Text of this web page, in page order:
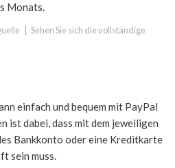
Monats.
Sehen Sie sich die vollständige
einfach und bequem mit PayPal
ist dabei, dass mit dem jeweiligen
Bankkonto oder eine Kreditkarte
sein muss.